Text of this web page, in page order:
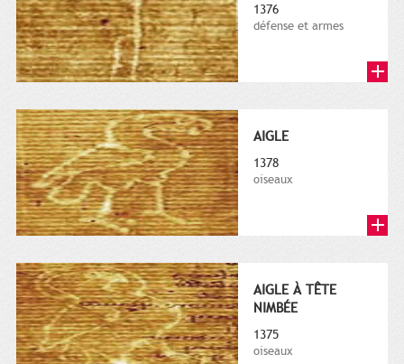
1376
défense et armes
AIGLE
1378
oiseaux
AIGLE À TÊTE
NIMBÉE
1375
oiseaux